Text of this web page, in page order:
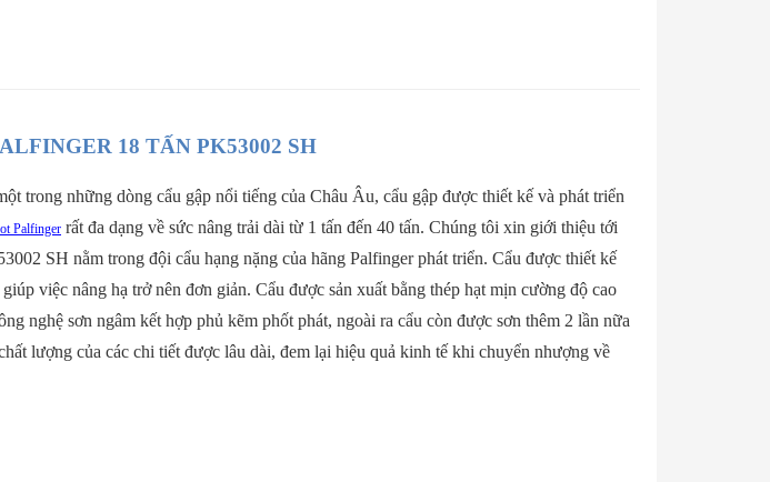
18 TẤN PK53002 SH
trong những dòng cẩu gập nổi tiếng của Châu Âu, cẩu gập được thiết kế và phát triển
Palfinger rất đa dạng về sức nâng trải dài từ 1 tấn đến 40 tấn. Chúng tôi xin giới thiệu tới
SH nằm trong đội cẩu hạng nặng của hãng Palfinger phát triển. Cẩu được thiết kế
việc nâng hạ trở nên đơn giản. Cẩu được sản xuất bằng thép hạt mịn cường độ cao
nghệ sơn ngâm kết hợp phủ kẽm phốt phát, ngoài ra cẩu còn được sơn thêm 2 lần nữa
lượng của các chi tiết được lâu dài, đem lại hiệu quả kinh tế khi chuyển nhượng về